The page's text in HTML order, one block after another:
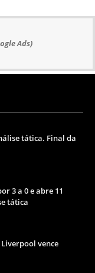
Ads)
tática. Final da
3 a 0 e abre 11
tática
vence